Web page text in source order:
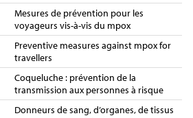
Mesures de prévention pour les
voyageurs vis-à-vis du mpox
Preventive measures against mpox for
travellers
Coqueluche : prévention de la
transmission aux personnes à risque
Donneurs de sang, d’organes, de tissus